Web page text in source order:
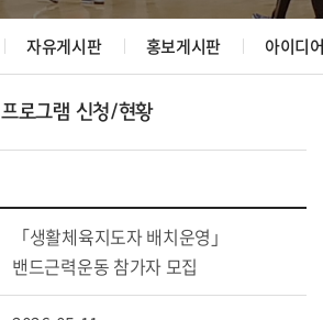
자유게시판 홍보게시판 아이디
프로그램 신청/현황
「생활체육지도자 배치운영」
밴드근력운동 참가자 모집